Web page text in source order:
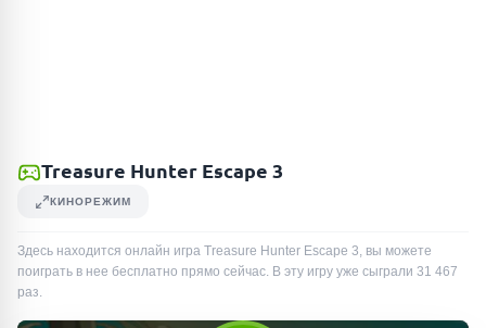
Treasure Hunter Escape 3
КИНОРЕЖИМ
Здесь находится онлайн игра Treasure Hunter Escape 3, вы можете
поиграть в нее бесплатно прямо сейчас. В эту игру уже сыграли 31 467
раз.